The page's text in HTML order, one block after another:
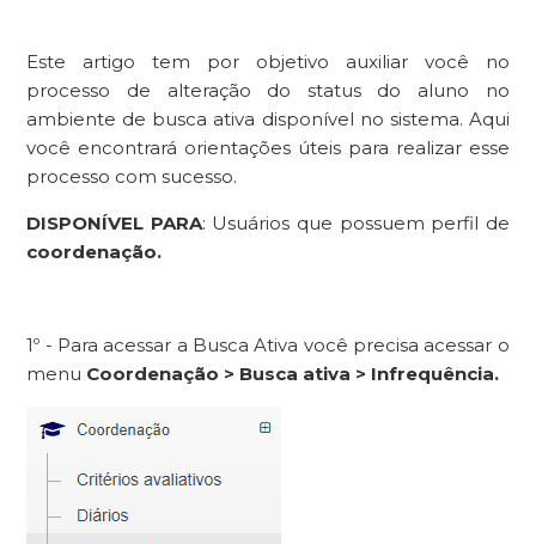
Este artigo tem por objetivo auxiliar você no
processo de alteração do status do aluno no
ambiente de busca ativa disponível no sistema. Aqui
você encontrará orientações úteis para realizar esse
processo com sucesso.
DISPONÍVEL PARA: Usuários que possuem perfil de
coordenação.
1º - Para acessar a Busca Ativa você precisa acessar o
menu Coordenação > Busca ativa > Infrequência.